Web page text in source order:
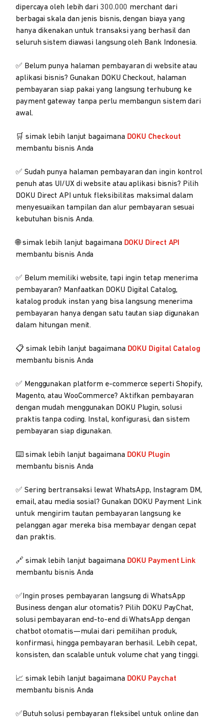
dipercaya oleh lebih dari 300.000 merchant dari
berbagai skala dan jenis bisnis, dengan biaya yang
hanya dikenakan untuk transaksi yang berhasil dan
seluruh sistem diawasi langsung oleh Bank Indonesia.
✅ Belum punya halaman pembayaran di website atau
aplikasi bisnis? Gunakan DOKU Checkout, halaman
pembayaran siap pakai yang langsung terhubung ke
payment gateway tanpa perlu membangun sistem dari
awal.
🛒 simak lebih lanjut bagaimana DOKU Checkout
membantu bisnis Anda
✅ Sudah punya halaman pembayaran dan ingin kontrol
penuh atas UI/UX di website atau aplikasi bisnis? Pilih
DOKU Direct API untuk fleksibilitas maksimal dalam
menyesuaikan tampilan dan alur pembayaran sesuai
kebutuhan bisnis Anda.
🌐 simak lebih lanjut bagaimana DOKU Direct API
membantu bisnis Anda
✅ Belum memiliki website, tapi ingin tetap menerima
pembayaran? Manfaatkan DOKU Digital Catalog,
katalog produk instan yang bisa langsung menerima
pembayaran hanya dengan satu tautan siap digunakan
dalam hitungan menit.
📋 simak lebih lanjut bagaimana DOKU Digital Catalog
membantu bisnis Anda
✅ Menggunakan platform e-commerce seperti Shopify,
Magento, atau WooCommerce? Aktifkan pembayaran
dengan mudah menggunakan DOKU Plugin, solusi
praktis tanpa coding. Instal, konfigurasi, dan sistem
pembayaran siap digunakan.
⌨️ simak lebih lanjut bagaimana DOKU Plugin
membantu bisnis Anda
✅ Sering bertransaksi lewat WhatsApp, Instagram DM,
email, atau media sosial? Gunakan DOKU Payment Link
untuk mengirim tautan pembayaran langsung ke
pelanggan agar mereka bisa membayar dengan cepat
dan praktis.
🔗 simak lebih lanjut bagaimana DOKU Payment Link
membantu bisnis Anda
✅Ingin proses pembayaran langsung di WhatsApp
Business dengan alur otomatis? Pilih DOKU PayChat,
solusi pembayaran end-to-end di WhatsApp dengan
chatbot otomatis—mulai dari pemilihan produk,
konfirmasi, hingga pembayaran berhasil. Lebih cepat,
konsisten, dan scalable untuk volume chat yang tinggi.
📈 simak lebih lanjut bagaimana DOKU Paychat
membantu bisnis Anda
✅Butuh solusi pembayaran fleksibel untuk online dan